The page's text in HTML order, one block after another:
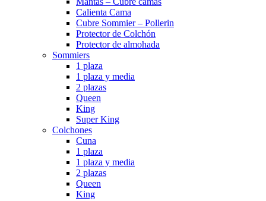
Calienta Cama
Cubre Sommier – Pollerin
Protector de Colchón
Protector de almohada
Sommiers
1 plaza
1 plaza y media
2 plazas
Queen
King
Super King
Colchones
Cuna
1 plaza
1 plaza y media
2 plazas
Queen
King